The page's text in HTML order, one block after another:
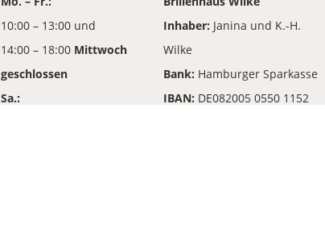
10:00 – 13:00 und
14:00 – 18:00 Mittwoch
geschlossen
Sa.:
Inhaber: Janina und K.-H.
Wilke
Bank: Hamburger Sparkasse
IBAN: DE082005 0550 1152